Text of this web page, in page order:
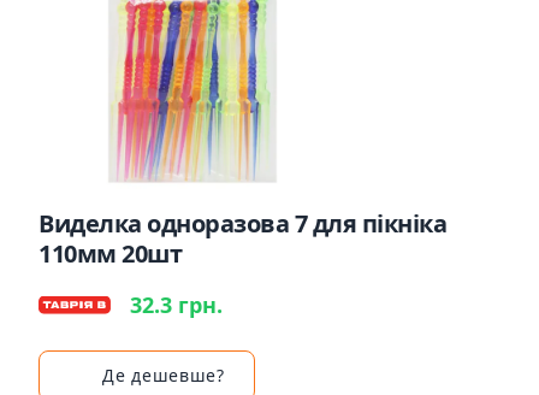
Виделка одноразова 7 для пікніка
110мм 20шт
32.3 грн.
Де дешевше?